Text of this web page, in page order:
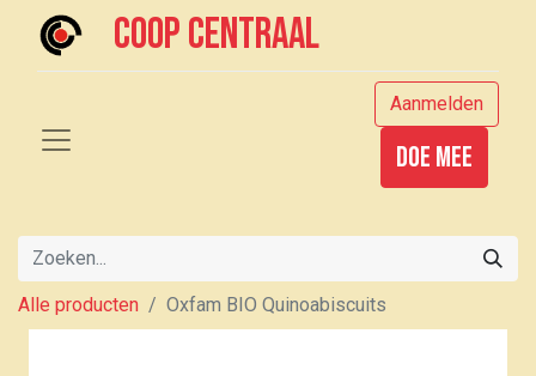
Coop centraal
Aanmelden
Doe mee
Alle producten Oxfam BIO Quinoabiscuits